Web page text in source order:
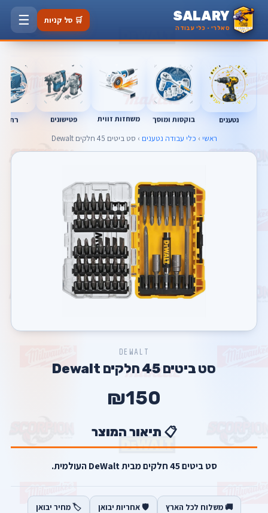
SALARY
סאלרי · כלי עבודה
🛒 סל קניות ☰
נטענים בוקסות ומוסך משחזות זווית פטישונים
ראשי › כלי עבודה נטענים › סט ביטים 45 חלקים Dewalt
DEWALT
סט ביטים 45 חלקים Dewalt
₪150
📋 תיאור המוצר
סט ביטים 45 חלקים מבית DeWalt העולמית.
🚚 משלוח לכל הארץ 🛡️ אחריות יבואן 🏷️ מחיר יבואן